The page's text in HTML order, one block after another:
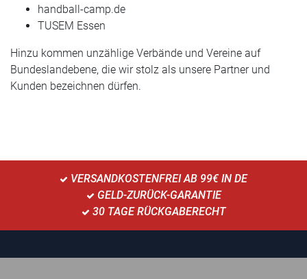
handball-camp.de
TUSEM Essen
Hinzu kommen unzählige Verbände und Vereine auf
Bundeslandebene, die wir stolz als unsere Partner und
Kunden bezeichnen dürfen.
VERSANDKOSTENFREI AB 99€ IN DE
GELD-ZURÜCK-GARANTIE
30 TAGE RÜCKGABERECHT